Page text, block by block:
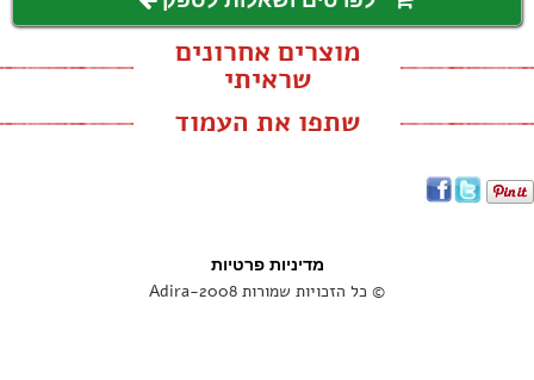
מוצרים אחרונים
שראיתי
שתפו את העמוד
מדיניות פרטיות
© כל הזכויות שמורות Adira-2008